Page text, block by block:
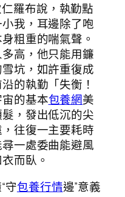
羅布說，執勤點
我，耳邊除了咆
粗重的喘氣聲。
高，他只能用鐮
坑，如許重復成
的執勤「失衡！
的基本包養網美
，發出低沉的尖
往復一主要耗時
一處委曲能避風
而臥。
守包養行情邊”意義